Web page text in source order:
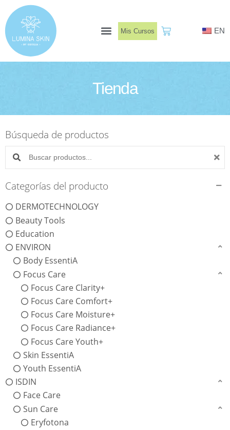
contenido
Mis Cursos EN
Tienda
Búsqueda de productos
Buscar productos:
Categorías del producto
DERMOTECHNOLOGY
Beauty Tools
Education
ENVIRON
Body EssentiA
Focus Care
Focus Care Clarity+
Focus Care Comfort+
Focus Care Moisture+
Focus Care Radiance+
Focus Care Youth+
Skin EssentiA
Youth EssentiA
ISDIN
Face Care
Sun Care
Eryfotona